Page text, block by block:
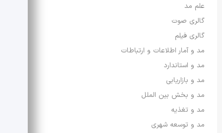
علم مد
گالری صوت
گالری فیلم
مد و آمار اطلاعات و ارتباطات
مد و استاندارد
مد و بازاریابی
مد و بخش بین الملل
مد و تغذیه
مد و توسعه شهری